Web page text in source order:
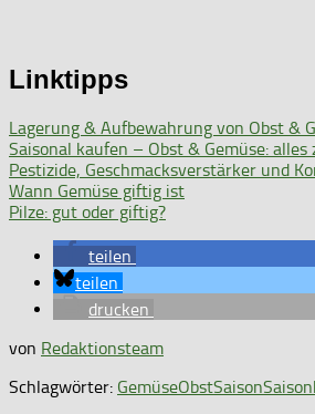
Linktipps
Lagerung & Aufbewahrung von Obst &
Saisonal kaufen – Obst & Gemüse:
Pestizide, Geschmacksverstärker und
Wann Gemüse giftig ist
Pilze: gut oder giftig?
teilen
teilen
drucken
von Redaktionsteam
Schlagwörter: GemüseObstSaison